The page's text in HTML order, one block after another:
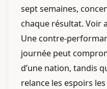
sept semaines,
chaque résultat. Voir
Une contre-
journée peut
d’une nation, tandis
relance les espoirs